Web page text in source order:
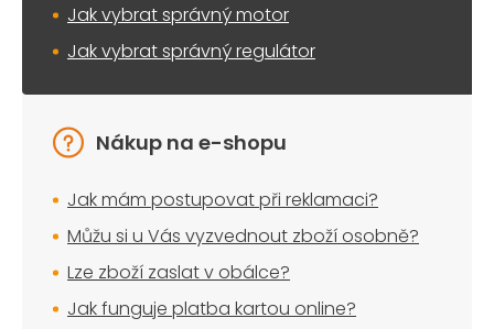
Jak vybrat správný motor
Jak vybrat správný regulátor
Nákup na e-shopu
Jak mám postupovat při reklamaci?
Můžu si u Vás vyzvednout zboží osobně?
Lze zboží zaslat v obálce?
Jak funguje platba kartou online?